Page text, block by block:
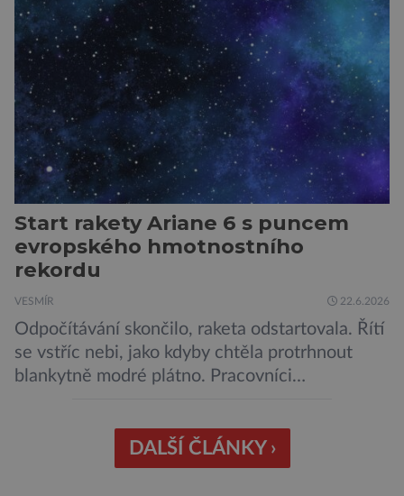
umístěném na roveru Perseverance,
identifikovala organický uhlík v jílovcích z
výchozů, což jsou vyhaslé podzemní lávové
proudy vystupující na povrch, sopky […]
Start rakety Ariane 6 s puncem
evropského hmotnostního
rekordu
VESMÍR 22.6.2026
Odpočítávání skončilo, raketa odstartovala. Řítí
se vstříc nebi, jako kdyby chtěla protrhnout
blankytně modré plátno. Pracovníci
všechno podle plánu, nebo se něco pokazí?
Ariane 6 – tak se nazývá systém nosných raket
DALŠÍ ČLÁNKY ›